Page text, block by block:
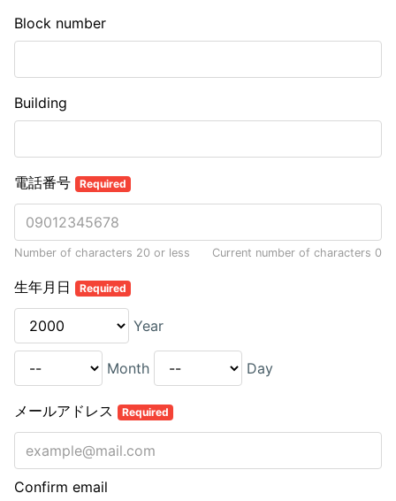
Block number
Building
電話番号 Required
Number of characters 20 or less Current number of characters 0
生年月日 Required
Year
Month Day
メールアドレス Required
Confirm email